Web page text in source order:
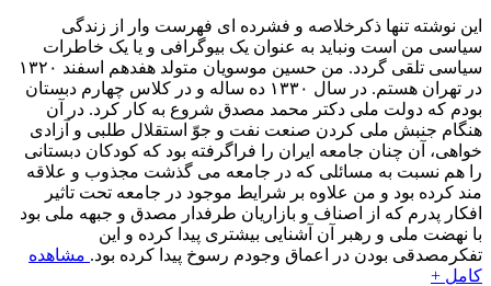
این نوشته تنها ذکرخلاصه و فشرده ای فهرست وار از زندگی
سیاسی من است ونباید به عنوان یک بیوگرافی و یا یک خاطرات
سیاسی تلقی گردد. من حسین موسویان متولد هفدهم اسفند ۱۳۲۰
در تهران هستم. در سال ۱۳۳۰ ده ساله و در کلاس چهارم دبستان
بودم که دولت ملی دکتر محمد مصدق شروع به کار کرد. در آن
هنگام جنبش ملی کردن صنعت نفت و جوّ استقلال طلبی و آزادی
خواهی، آن چنان جامعه ایران را فراگرفته بود که کودکان دبستانی
را هم نسبت به مسائلی که در جامعه می گذشت مجذوب و علاقه
مند کرده بود و من علاوه بر شرایط موجود در جامعه تحت تاثیر
افکار پدرم که از اصناف و بازاریان طرفدار مصدق و جبهه ملی بود
با نهضت ملی و رهبر آن آشنایی بیشتری پیدا کرده و این
تفکرمصدقی بودن در اعماق وجودم رسوخ پیدا کرده بود. مشاهده
کامل +